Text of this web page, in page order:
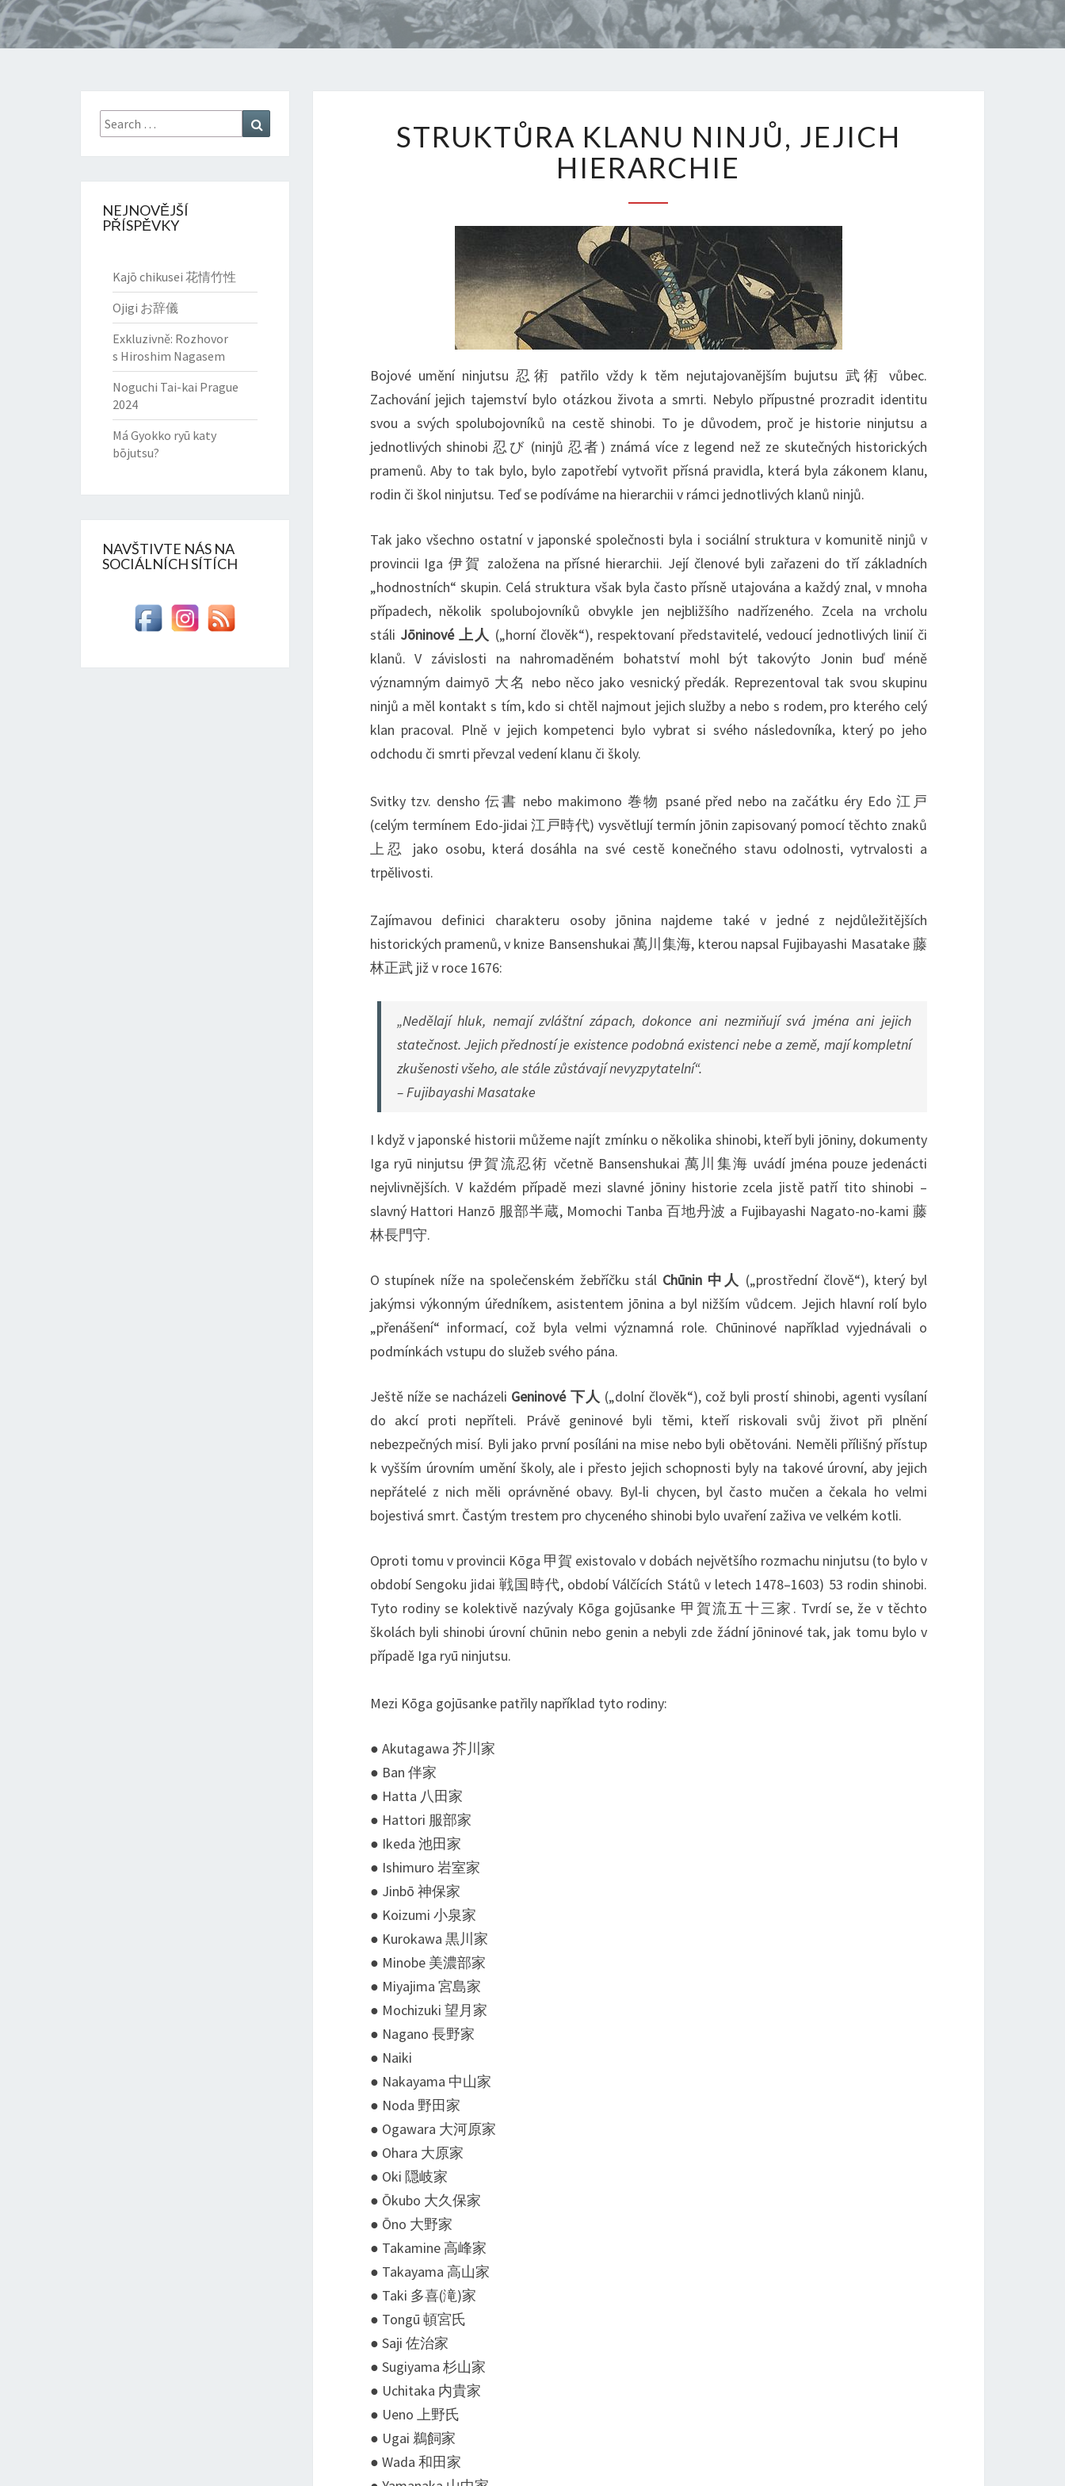
Search
for:
NEJNOVĚJŠÍ
PŘÍSPĚVKY
Kajō chikusei 花情竹性
Ojigi お辞儀
Exkluzivně: Rozhovor
s Hiroshim Nagasem
Noguchi Tai-kai Prague
2024
Má Gyokko ryū katy
bōjutsu?
NAVŠTIVTE NÁS NA
SOCIÁLNÍCH SÍTÍCH
KLANU
NINJŮ,
JEJICH
STRUKTŮRA KLANU NINJŮ, JEJICH
HIERARCHIE
Bojové umění ninjutsu 忍術 patřilo vždy k těm nejutajovanějším bujutsu 武術 vůbec.
Zachování jejich tajemství bylo otázkou života a smrti. Nebylo přípustné prozradit identitu
svou a svých spolubojovníků na cestě shinobi. To je důvodem, proč je historie ninjutsu a
jednotlivých shinobi 忍び (ninjů 忍者) známá více z legend než ze skutečných historických
pramenů. Aby to tak bylo, bylo zapotřebí vytvořit přísná pravidla, která byla zákonem klanu,
rodin či škol ninjutsu. Teď se podíváme na hierarchii v rámci jednotlivých klanů ninjů.
Tak jako všechno ostatní v japonské společnosti byla i sociální struktura v komunitě ninjů v
provincii Iga 伊賀 založena na přísné hierarchii. Její členové byli zařazeni do tří základních
„hodnostních“ skupin. Celá struktura však byla často přísně utajována a každý znal, v mnoha
případech, několik spolubojovníků obvykle jen nejbližšího nadřízeného. Zcela na vrcholu
stáli Jōninové 上人 („horní člověk“), respektovaní představitelé, vedoucí jednotlivých linií či
klanů. V závislosti na nahromaděném bohatství mohl být takovýto Jonin buď méně
významným daimyō 大名 nebo něco jako vesnický předák. Reprezentoval tak svou skupinu
ninjů a měl kontakt s tím, kdo si chtěl najmout jejich služby a nebo s rodem, pro kterého celý
klan pracoval. Plně v jejich kompetenci bylo vybrat si svého následovníka, který po jeho
odchodu či smrti převzal vedení klanu či školy.
Svitky tzv. densho 伝書 nebo makimono 巻物 psané před nebo na začátku éry Edo 江戸
(celým termínem Edo-jidai 江戸時代) vysvětlují termín jōnin zapisovaný pomocí těchto znaků
上忍 jako osobu, která dosáhla na své cestě konečného stavu odolnosti, vytrvalosti a
trpělivosti.
Zajímavou definici charakteru osoby jōnina najdeme také v jedné z nejdůležitějších
historických pramenů, v knize Bansenshukai 萬川集海, kterou napsal Fujibayashi Masatake 藤
林正武 již v roce 1676:
„Nedělají hluk, nemají zvláštní zápach, dokonce ani nezmiňují svá jména ani jejich
statečnost. Jejich předností je existence podobná existenci nebe a země, mají kompletní
zkušenosti všeho, ale stále zůstávají nevyzpytatelní“.
– Fujibayashi Masatake
I když v japonské historii můžeme najít zmínku o několika shinobi, kteří byli jōniny, dokumenty
Iga ryū ninjutsu 伊賀流忍術 včetně Bansenshukai 萬川集海 uvádí jména pouze jedenácti
nejvlivnějších. V každém případě mezi slavné jōniny historie zcela jistě patří tito shinobi –
slavný Hattori Hanzō 服部半蔵, Momochi Tanba 百地丹波 a Fujibayashi Nagato-no-kami 藤
林長門守.
O stupínek níže na společenském žebříčku stál Chūnin 中人 („prostřední člově“), který byl
jakýmsi výkonným úředníkem, asistentem jōnina a byl nižším vůdcem. Jejich hlavní rolí bylo
„přenášení“ informací, což byla velmi významná role. Chūninové například vyjednávali o
podmínkách vstupu do služeb svého pána.
Ještě níže se nacházeli Geninové 下人 („dolní člověk“), což byli prostí shinobi, agenti vysílaní
do akcí proti nepříteli. Právě geninové byli těmi, kteří riskovali svůj život při plnění
nebezpečných misí. Byli jako první posíláni na mise nebo byli obětováni. Neměli přílišný přístup
k vyšším úrovním umění školy, ale i přesto jejich schopnosti byly na takové úrovní, aby jejich
nepřátelé z nich měli oprávněné obavy. Byl-li chycen, byl často mučen a čekala ho velmi
bojestivá smrt. Častým trestem pro chyceného shinobi bylo uvaření zaživa ve velkém kotli.
Oproti tomu v provincii Kōga 甲賀 existovalo v dobách největšího rozmachu ninjutsu (to bylo v
období Sengoku jidai 戦国時代, období Válčících Států v letech 1478–1603) 53 rodin shinobi.
Tyto rodiny se kolektivě nazývaly Kōga gojūsanke 甲賀流五十三家. Tvrdí se, že v těchto
školách byli shinobi úrovní chūnin nebo genin a nebyli zde žádní jōninové tak, jak tomu bylo v
případě Iga ryū ninjutsu.
Mezi Kōga gojūsanke patřily například tyto rodiny:
● Akutagawa 芥川家
● Ban 伴家
● Hatta 八田家
● Hattori 服部家
● Ikeda 池田家
● Ishimuro 岩室家
● Jinbō 神保家
● Koizumi 小泉家
● Kurokawa 黒川家
● Minobe 美濃部家
● Miyajima 宮島家
● Mochizuki 望月家
● Nagano 長野家
● Naiki
● Nakayama 中山家
● Noda 野田家
● Ogawara 大河原家
● Ohara 大原家
● Oki 隠岐家
● Ōkubo 大久保家
● Ōno 大野家
● Takamine 高峰家
● Takayama 高山家
● Taki 多喜(滝)家
● Tongū 頓宮氏
● Saji 佐治家
● Sugiyama 杉山家
● Uchitaka 内貴家
● Ueno 上野氏
● Ugai 鵜飼家
● Wada 和田家